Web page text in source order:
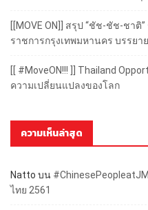
[[MOVE ON]] สรุป “ชัช-ชัช-ชา
ราชการกรุงเทพมหานคร บรรยา
[[ #MoveON!!! ]] Thailand
ความเปลี่ยนแปลงของโลก
ความเห็นล่าสุด
Natto บน
ไทย 2561